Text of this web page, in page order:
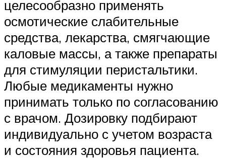
целесообразно применять
осмотические слабительные
средства, лекарства, смягчающие
каловые массы, а также препараты
для стимуляции перистальтики.
Любые медикаменты нужно
принимать только по согласованию
с врачом. Дозировку подбирают
индивидуально с учетом возраста
и состояния здоровья пациента.